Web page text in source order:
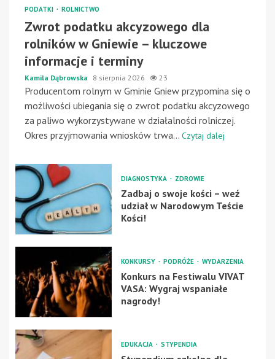
PODATKI ROLNICTWO
Zwrot podatku akcyzowego dla
rolników w Gniewie – kluczowe
informacje i terminy
Kamila Dąbrowska 8 sierpnia 2026 23
Producentom rolnym w Gminie Gniew przypomina się o
możliwości ubiegania się o zwrot podatku akcyzowego
za paliwo wykorzystywane w działalności rolniczej.
Okres przyjmowania wniosków trwa... Czytaj dalej
DIAGNOSTYKA ZDROWIE
Zadbaj o swoje kości – weź
udział w Narodowym Teście
Kości!
KONKURSY PODRÓŻE WYDARZENIA
Konkurs na Festiwalu VIVAT
VASA: Wygraj wspaniałe
nagrody!
EDUKACJA STYPENDIA